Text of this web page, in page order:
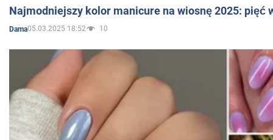
Najmodniejszy kolor manicure na wiosnę 2025: pięć
Dama05.03.2025 18:52 10